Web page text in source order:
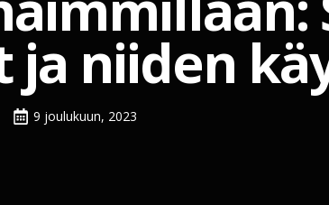
niiden
9 joulukuun, 2023